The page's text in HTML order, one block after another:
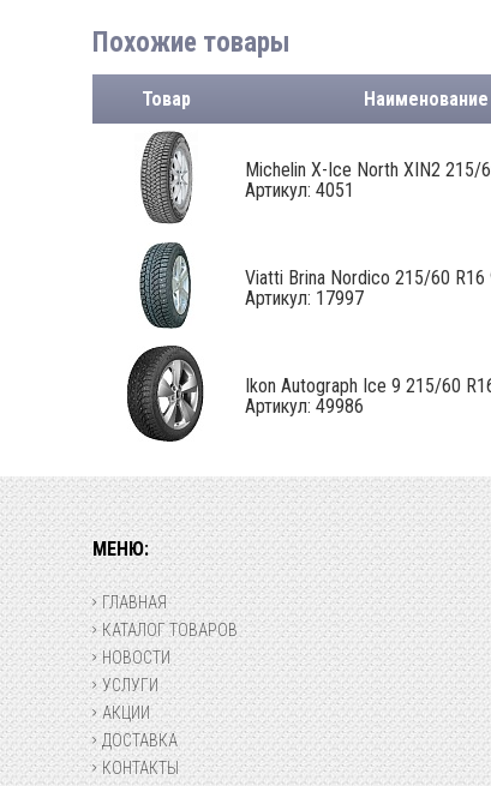
Похожие товары
Товар
Michelin X-Ice North XIN2 215/
Артикул: 4051
Viatti Brina Nordico 215/60 R16
Артикул: 17997
Ikon Autograph Ice 9 215/60
Артикул: 49986
МЕНЮ:
ГЛАВНАЯ
КАТАЛОГ ТОВАРОВ
НОВОСТИ
УСЛУГИ
АКЦИИ
ДОСТАВКА
КОНТАКТЫ